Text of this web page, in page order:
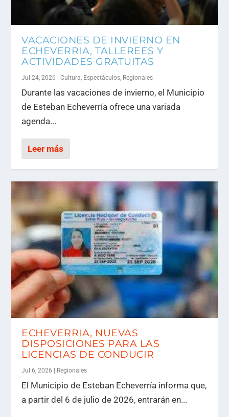
VACACIONES DE INVIERNO EN
ECHEVERRIA, TALLEREES Y
ACTIVIDADES GRATUITAS
Jul 24, 2026 |Cultura, Espectáculos, Regionales
Durante las vacaciones de invierno, el Municipio
de Esteban Echeverría ofrece una variada
agenda...
Leer más
ECHEVERRIA, NUEVAS
DISPOSICIONES PARA LAS
LICENCIAS DE CONDUCIR
Jul 6, 2026 Regionales
El Municipio de Esteban Echeverría informa que,
a partir del 6 de julio de 2026, entrarán en...